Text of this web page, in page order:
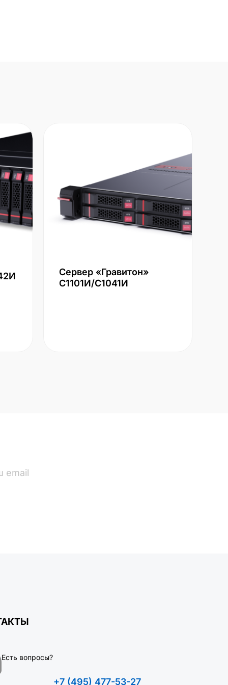
Сервер «Гравитон»
С1101И/С1041И
Есть вопросы?
+7 (495) 477-53-27